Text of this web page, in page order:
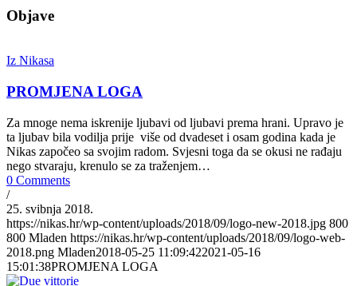
Objave
Iz Nikasa
PROMJENA LOGA
Za mnoge nema iskrenije ljubavi od ljubavi prema hrani. Upravo je
ta ljubav bila vodilja prije više od dvadeset i osam godina kada je
Nikas započeo sa svojim radom. Svjesni toga da se okusi ne rađaju
nego stvaraju, krenulo se za traženjem…
0 Comments
/
25. svibnja 2018.
https://nikas.hr/wp-content/uploads/2018/09/logo-new-2018.jpg 800
800 Mladen https://nikas.hr/wp-content/uploads/2018/09/logo-web-
2018.png Mladen2018-05-25 11:09:422021-05-16
15:01:38PROMJENA LOGA